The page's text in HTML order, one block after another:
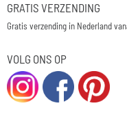
GRATIS VERZENDING
Gratis verzending in Nederland
VOLG ONS OP